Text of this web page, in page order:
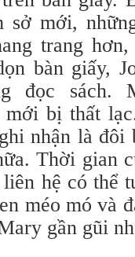
sở mới,
trang
bàn giấy,
đọc sách.
bị thất
nhận là đôi
Thời gian
hệ có thể
méo mó và
gần gũi